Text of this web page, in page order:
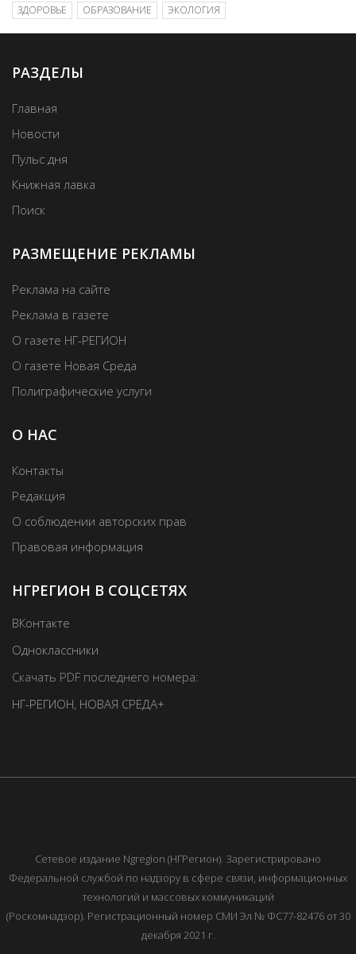
ЗДОРОВЬЕ
ОБРАЗОВАНИЕ ЭКОЛОГИЯ
РАЗДЕЛЫ
Главная
Новости
Пульс дня
Книжная лавка
Поиск
РАЗМЕЩЕНИЕ РЕКЛАМЫ
Реклама на сайте
Реклама в газете
О газете НГ-РЕГИОН
О газете Новая Среда
Полиграфические услуги
О НАС
Контакты
Редакция
О соблюдении авторских прав
Правовая информация
НГРЕГИОН В СОЦСЕТЯХ
ВКонтакте
Одноклассники
Скачать PDF последнего номера:
НГ-РЕГИОН, НОВАЯ СРЕДА+
Сетевое издание Ngregion (НГРегион). Зарегистрировано
Федеральной службой по надзору в сфере связи, информационных
технологий и массовых коммуникаций
(Роскомнадзор). Регистрационный номер СМИ Эл № ФС77-82476 от 30
декабря 2021 г.